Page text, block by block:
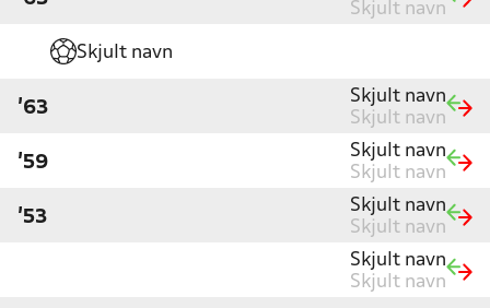
Skjult navn
Skjult navn
'63
Skjult navn
Skjult navn
'59
Skjult navn
Skjult navn
'53
Skjult navn
Skjult navn
Skjult navn
Skjult navn